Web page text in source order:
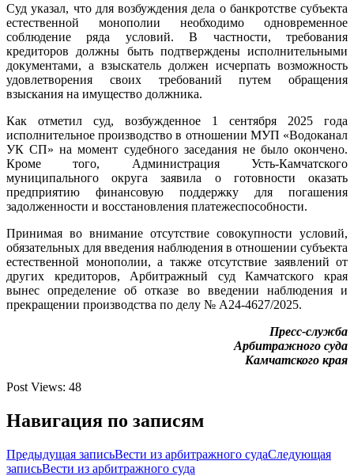
Суд указал, что для возбуждения дела о банкротстве субъекта
естественной монополии необходимо одновременное
соблюдение ряда условий. В частности, требования
кредиторов должны быть подтверждены исполнительными
документами, а взыскатель должен исчерпать возможность
удовлетворения своих требований путем обращения
взыскания на имущество должника.
Как отметил суд, возбужденное 1 сентября 2025 года
исполнительное производство в отношении МУП «Водоканал
УК СП» на момент судебного заседания не было окончено.
Кроме того, Администрация Усть-Камчатского
муниципального округа заявила о готовности оказать
предприятию финансовую поддержку для погашения
задолженности и восстановления платежеспособности.
Принимая во внимание отсутствие совокупности условий,
обязательных для введения наблюдения в отношении субъекта
естественной монополии, а также отсутствие заявлений от
других кредиторов, Арбитражный суд Камчатского края
вынес определение об отказе во введении наблюдения и
прекращении производства по делу № А24-4627/2025.
Пресс-служба
Арбитражного суда
Камчатского края
Post Views: 48
Навигация по записям
Предыдущая записьВести из арбитражного судаСледующая
записьВести из арбитражного суда